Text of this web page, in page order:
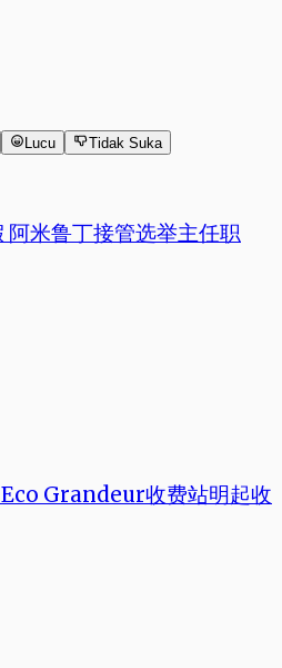
Lucu Tidak Suka
阿米鲁丁接管选举主任职
Grandeur收费站明起收